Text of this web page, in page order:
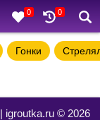
0 0
Гонки
| igroutka.ru © 2026